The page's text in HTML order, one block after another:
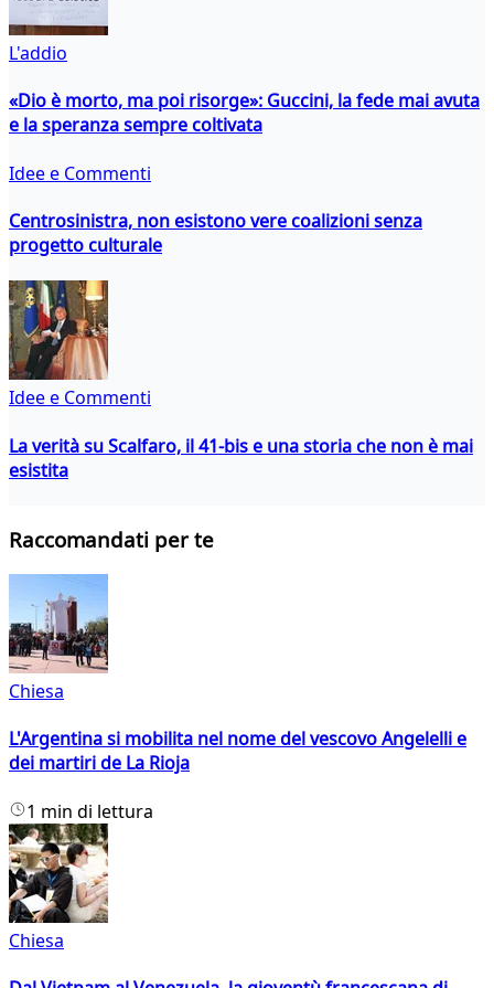
L'addio
«Dio è morto, ma poi risorge»: Guccini, la fede mai avuta
e la speranza sempre coltivata
Idee e Commenti
Centrosinistra, non esistono vere coalizioni senza
progetto culturale
Idee e Commenti
La verità su Scalfaro, il 41-bis e una storia che non è mai
esistita
Raccomandati per te
Chiesa
L'Argentina si mobilita nel nome del vescovo Angelelli e
dei martiri de La Rioja
1 min di lettura
Chiesa